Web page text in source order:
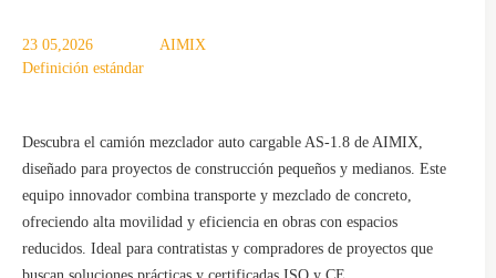
23 05,2026
AIMIX
Definición estándar
Descubra el camión mezclador auto cargable AS-1.8 de AIMIX,
diseñado para proyectos de construcción pequeños y medianos. Este
equipo innovador combina transporte y mezclado de concreto,
ofreciendo alta movilidad y eficiencia en obras con espacios
reducidos. Ideal para contratistas y compradores de proyectos que